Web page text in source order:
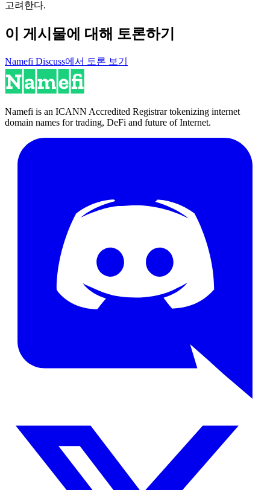
고려한다.
이 게시물에 대해 토론하기
Namefi Discuss에서 토론 보기
Namefi is an ICANN Accredited Registrar tokenizing internet
domain names for trading, DeFi and future of Internet.